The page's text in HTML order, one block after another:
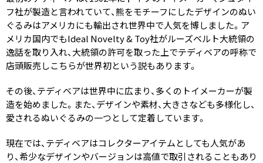
フ社が製造と言われていて、熊をモチーフにしたデザインのぬい
ぐるみはアメリカにも輸出され世界中で人気を博しました。ア
メリカ国内でもIdeal Novelty & Toy社がルーズベルト大統領の
逸話を取り入れ、大統領の許可を取った上でテディベアの呼称で
店頭販売しこちらが世界初という説もあります。
その後、テディベアは世界中に広まり、多くのトイメーカーが製
造を始めました。また、デザインや素材、大きさなども多様化し、
愛されるぬいぐるみの一つとして定着しています。
現在では、テディベアはコレクターアイテムとしても人気があ
り、希少なデザインやバージョンは高値で取引されることもあり